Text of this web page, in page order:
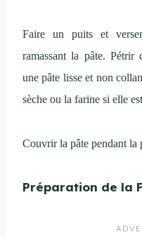
Faire un puits et
ramassant la pâte. Pétrir
une pâte lisse et non
sèche ou la farine si elle
Couvrir la pâte pendant la
Préparation de la